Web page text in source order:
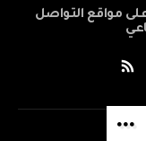
مواقع التواصل